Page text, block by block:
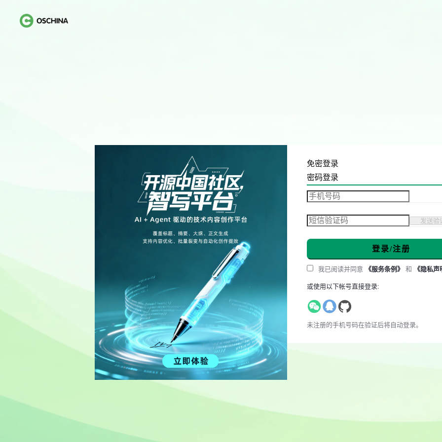
免密登录
密码登录
发送验
登录/注册
我已阅读并同意 《服务条例》 和 《隐私声
或使用以下帐号直接登录:
未注册的手机号码在验证后将自动登录。